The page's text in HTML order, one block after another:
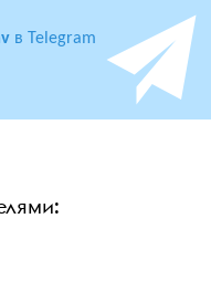
в Telegram